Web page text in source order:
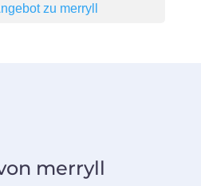
zu merryll
merryll